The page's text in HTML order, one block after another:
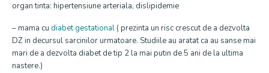
organ tinta: hipertensiune arteriala, dislipidemie
– mama cu diabet gestational ( prezinta un risc crescut de a dezvolta
DZ in decursul sarcinilor urmatoare. Studiile au aratat ca au sanse mai
mari de a dezvolta diabet de tip 2 la mai putin de 5 ani de la ultima
nastere.)